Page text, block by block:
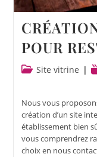
POUR
Site vitrine
Nous vous
création d’un site
établissement bien
vous comprendrez
choix en nous